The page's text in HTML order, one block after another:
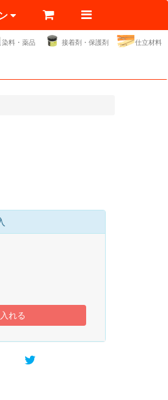
染料・薬品 接着剤・保護剤 仕立材料
れる